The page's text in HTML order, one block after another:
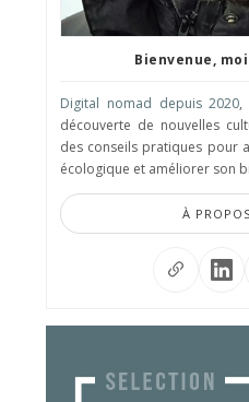
Bienvenue,
Digital nomad depuis 2020,
découverte de nouvelles
des conseils pratiques pour
écologique et améliorer son
À